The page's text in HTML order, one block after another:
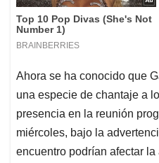
Ahora se ha conocido que
una especie de chantaje a
presencia en la reunión
miércoles, bajo la
encuentro podrían afectar